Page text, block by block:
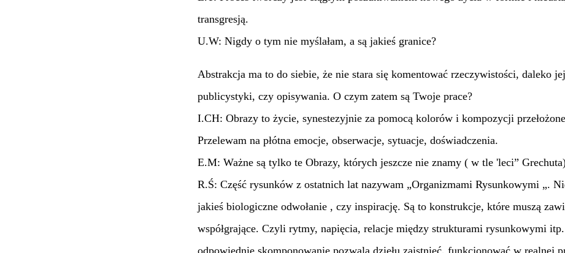
transgresją.
U.W: Nigdy o tym nie myślałam, a są jakieś granice?
Abstrakcja ma to do siebie, że nie stara się komentować rzeczywistości, daleko
publicystyki, czy opisywania. O czym zatem są Twoje prace?
I.CH: Obrazy to życie, synestezyjnie za pomocą kolorów i kompozycji
Przelewam na płótna emocje, obserwacje, sytuacje, doświadczenia.
E.M: Ważne są tylko te Obrazy, których jeszcze nie znamy ( w tle 'leci”
R.Ś: Część rysunków z ostatnich lat nazywam „Organizmami Rysunkowymi „.
jakieś biologiczne odwołanie , czy inspirację. Są to konstrukcje, które muszą
współgrające. Czyli rytmy, napięcia, relacje między strukturami rysunkowymi